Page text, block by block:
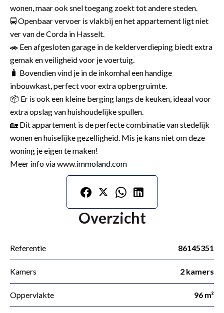
wonen, maar ook snel toegang zoekt tot andere steden.
🚍 Openbaar vervoer is vlakbij en het appartement ligt niet
ver van de Corda in Hasselt.
🚗 Een afgesloten garage in de kelderverdieping biedt extra
gemak en veiligheid voor je voertuig.
🧳 Bovendien vind je in de inkomhal een handige
inbouwkast, perfect voor extra opbergruimte.
📦 Er is ook een kleine berging langs de keuken, ideaal voor
extra opslag van huishoudelijke spullen.
🏡 Dit appartement is de perfecte combinatie van stedelijk
wonen en huiselijke gezelligheid. Mis je kans niet om deze
woning je eigen te maken!
Meer info via www.immoland.com
Overzicht
Referentie 86145351
Kamers 2 kamers
Oppervlakte 96 m²